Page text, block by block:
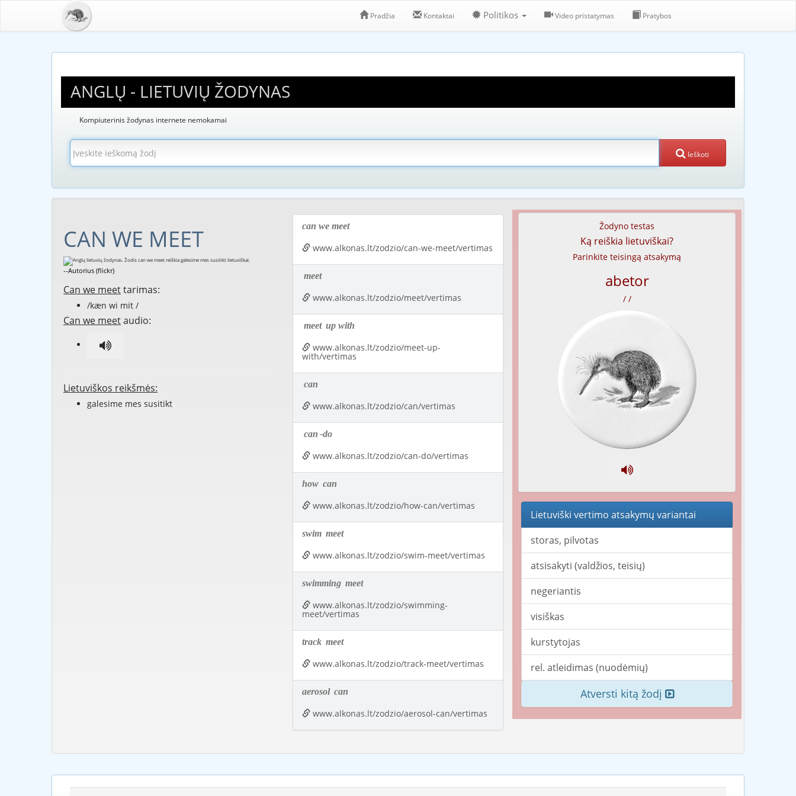
Pradžia Kontaktai Politikos Video pristatymas Pratybos
ANGLŲ - LIETUVIŲ ŽODYNAS
Kompiuterinis žodynas internete nemokamai
Ieškoti
CAN WE MEET
--Autorius (flickr)
Can we meettarimas:
/kæn wi mit /
Can we meetaudio:
Lietuviškos reikšmės:
galesime mes susitikt
can we meet
www.alkonas.lt/zodzio/can-we-meet/vertimas
meet
www.alkonas.lt/zodzio/meet/vertimas
meet up with
www.alkonas.lt/zodzio/meet-up-
with/vertimas
can
www.alkonas.lt/zodzio/can/vertimas
can -do
www.alkonas.lt/zodzio/can-do/vertimas
how can
www.alkonas.lt/zodzio/how-can/vertimas
swim meet
www.alkonas.lt/zodzio/swim-meet/vertimas
swimming meet
www.alkonas.lt/zodzio/swimming-
meet/vertimas
track meet
www.alkonas.lt/zodzio/track-meet/vertimas
aerosol can
www.alkonas.lt/zodzio/aerosol-can/vertimas
Žodyno testas
Ką reiškia lietuviškai?
Parinkite teisingą atsakymą
abetor
/ /
Lietuviški vertimo atsakymų variantai
storas, pilvotas
atsisakyti (valdžios, teisių)
negeriantis
visiškas
kurstytojas
rel. atleidimas (nuodėmių)
Atversti kitą žodį